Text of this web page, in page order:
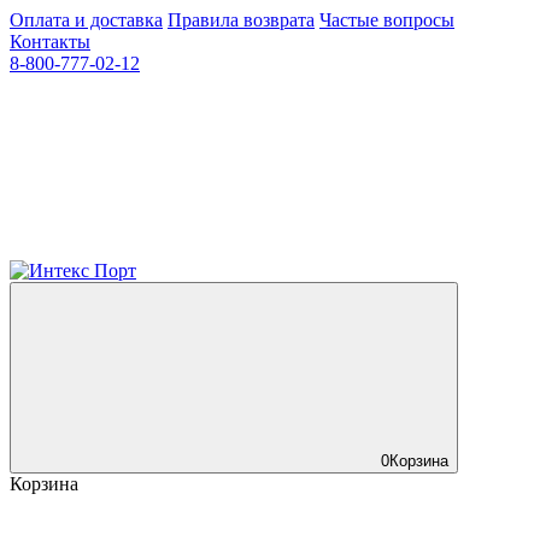
Оплата и доставка Правила возврата Частые вопросы
Контакты
8-800-777-02-12
0Корзина
Корзина